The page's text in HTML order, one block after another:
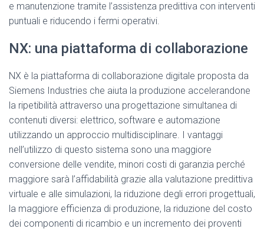
e manutenzione tramite l’assistenza predittiva con interventi
puntuali e riducendo i fermi operativi.
NX: una piattaforma di collaborazione
NX è la piattaforma di collaborazione digitale proposta da
Siemens Industries che aiuta la produzione accelerandone
la ripetibilità attraverso una progettazione simultanea di
contenuti diversi: elettrico, software e automazione
utilizzando un approccio multidisciplinare. I vantaggi
nell’utilizzo di questo sistema sono una maggiore
conversione delle vendite, minori costi di garanzia perché
maggiore sarà l’affidabilità grazie alla valutazione predittiva
virtuale e alle simulazioni, la riduzione degli errori progettuali,
la maggiore efficienza di produzione, la riduzione del costo
dei componenti di ricambio e un incremento dei proventi